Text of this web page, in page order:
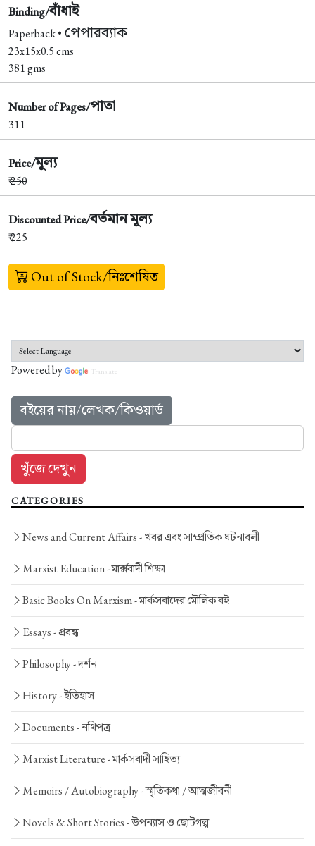
Binding/বাঁধাই
Paperback • পেপারব্যাক
23x15x0.5 cms
381 gms
Number of Pages/পাতা
311
Price/মূল্য
₹250
Discounted Price/বর্তমান মূল্য
₹ 225
Out of Stock/নিঃশেষিত
Powered by Translate
বইয়ের নাম়/লেখক/কিওয়ার্ড
CATEGORIES
News and Current Affairs -খবর এবং সাম্প্রতিক ঘটনাবলী
Marxist Education -মার্ক্সবাদী শিক্ষা
Basic Books On Marxism -মার্কসবাদের মৌলিক বই
Essays -প্রবন্ধ
Philosophy -দর্শন
History -ইতিহাস
Documents -নথিপত্র
Marxist Literature -মার্কসবাদী সাহিত্য
Memoirs / Autobiography -স্মৃতিকথা / আত্মজীবনী
Novels & Short Stories -উপন্যাস ও ছোটগল্প